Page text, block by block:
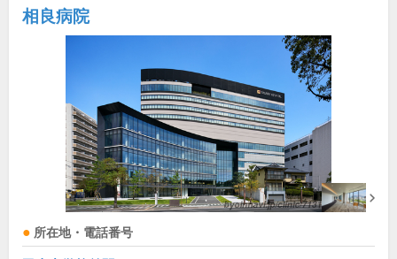
相良病院
所在地・電話番号